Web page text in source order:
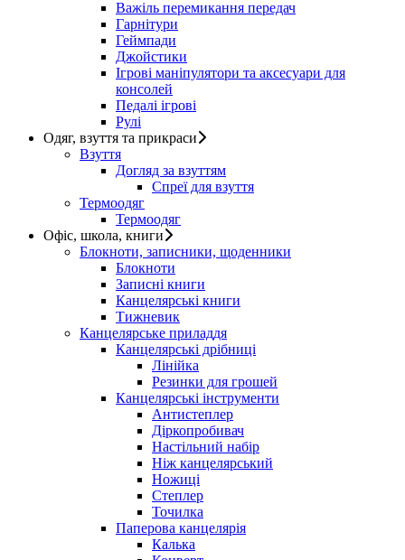
Важіль перемикання передач
Гарнітури
Геймпади
Джойстики
Ігрові маніпулятори та аксесуари для
консолей
Педалі ігрові
Рулі
Одяг, взуття та прикраси
Взуття
Догляд за взуттям
Спреї для взуття
Термоодяг
Термоодяг
Офіс, школа, книги
Блокноти, записники, щоденники
Блокноти
Записні книги
Канцелярські книги
Тижневик
Канцелярське приладдя
Канцелярські дрібниці
Лінійка
Резинки для грошей
Канцелярські інструменти
Антистеплер
Діркопробивач
Настільний набір
Ніж канцелярський
Ножиці
Степлер
Точилка
Паперова канцелярія
Калька